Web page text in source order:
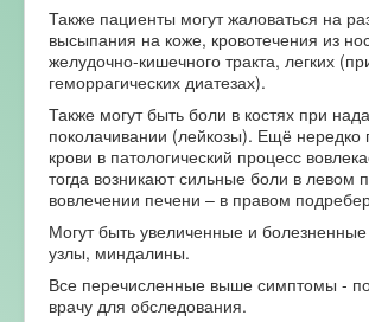
Также пациенты могут жаловаться на
высыпания на коже, кровотечения из
желудочно-кишечного тракта, легких
геморрагических диатезах).
Также могут быть боли в костях при
поколачивании (лейкозы). Ещё нередко
крови в патологический процесс
тогда возникают сильные боли в левом
вовлечении печени – в правом
Могут быть увеличенные и
узлы, миндалины.
Все перечисленные выше симптомы -
врачу для обследования.